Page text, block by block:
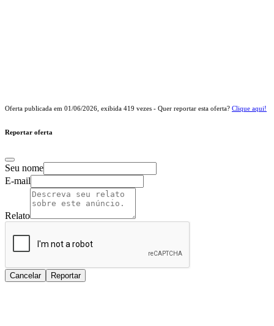
Oferta publicada em 01/06/2026 , exibida 419 vezes - Quer reportar esta oferta? Clique aqui!
Reportar oferta
Seu nome
E-mail
Relato
Cancelar Reportar